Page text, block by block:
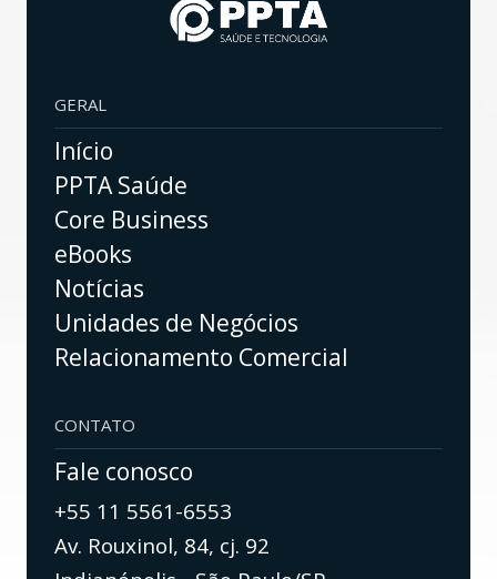
GERAL
Início
PPTA Saúde
Core Business
eBooks
Notícias
Unidades de Negócios
Relacionamento Comercial
CONTATO
Fale conosco
+55 11 5561-6553
Av. Rouxinol, 84, cj. 92